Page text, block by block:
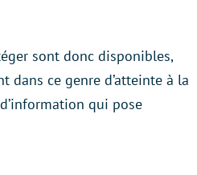
sont donc disponibles,
dans ce genre d’atteinte à la
qui pose